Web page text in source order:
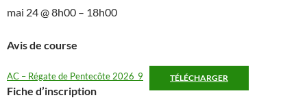
mai 24@8h00 – 18h00
Avis de course
AC – Régate de Pentecôte 2026_9 TÉLÉCHARGER
Fiche d’inscription